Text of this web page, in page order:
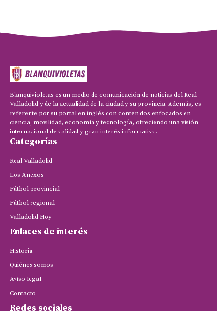
Blanquivioletas es un medio de comunicación de noticias del Real
Valladolid y de la actualidad de la ciudad y su provincia. Además, es
referente por su portal en inglés con contenidos enfocados en
ciencia, movilidad, economía y tecnología, ofreciendo una visión
internacional de calidad y gran interés informativo.
Categorías
Real Valladolid
Los Anexos
Fútbol provincial
Fútbol regional
Valladolid Hoy
Enlaces de interés
Historia
Quiénes somos
Aviso legal
Contacto
Redes sociales